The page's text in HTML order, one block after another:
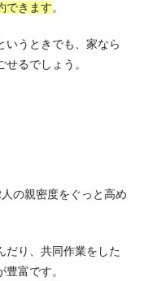
できます。
いうときでも、家なら
るでしょう。
の親密度をぐっと高め
だり、共同作業をした
豊富です。